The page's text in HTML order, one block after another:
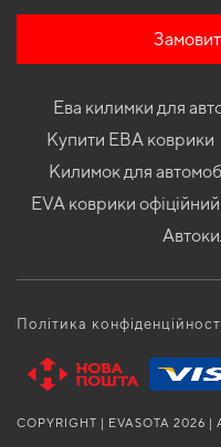
Ева килимки для
Купити ЕВА коврики
Килимок для
EVA коврики
Політика
COPYRIGHT | EVASOTA 2026 |